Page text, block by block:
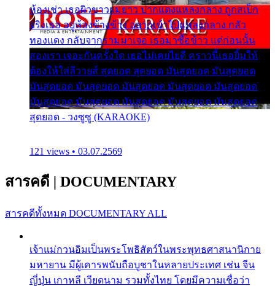
ห้องเช่า เธอผิวขาวผมยาว ปากแดงแหลงกลาง ถูกสเป็ก
จริงเธอ อยู่ห้องข้างข้าง อยากเข้าไปแหลงกลาง กลัว
ทองแดง กลับจากรามมาเจอ เธอมาซื้อข้าว แต่ก่อนนั้น
สองเรา เจอะกันครั้งใด เธอไม่เคยไยดี คราวนี้เธอยิ้มให้
ต้องให้ใส่ลีวายส์ สุดยอด สุดยอด มันสุดยอด มันสุดยอด
มันสุดยอด มันสุดยอด มันสุดยอด มันสุดยอด มันสุดยอด
มันสุดยอด มันสุดยอด มันสุดยอด มันสุดยอด มันสุดยอด
สุดยอด - วงซูซู (KARAOKE)
121 views • 03.07.2569
สารคดี | DOCUMENTARY
สารคดีทั้งหมด DOCUMENTARY ALL
เจ้าแม่กวนอิมเป็นพระโพธิสัตว์ในพระพุทธศาสนานิกาย
มหายาน มีผู้เคารพนับถือบูชาในหลายประเทศ เช่น จีน
ญี่ปุ่น เกาหลี เวียดนาม รวมทั้งไทย โดยมีความเชื่อว่า